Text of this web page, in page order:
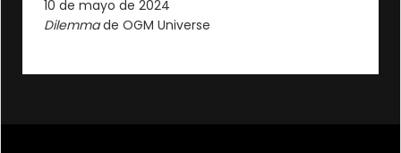
10 de mayo de 2024
Dilemmade OGM Universe